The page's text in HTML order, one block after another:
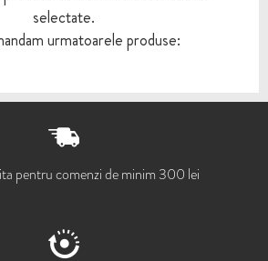
selectate.
urmatoarele produse:
pentru comenzi de minim 300 lei